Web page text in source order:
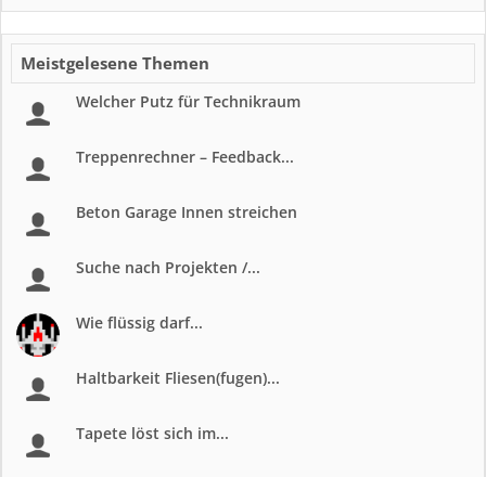
Meistgelesene Themen
Welcher Putz für Technikraum
Treppenrechner – Feedback...
Beton Garage Innen streichen
Suche nach Projekten /...
Wie flüssig darf...
Haltbarkeit Fliesen(fugen)...
Tapete löst sich im...